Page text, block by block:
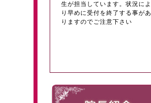
生が担当しています。状況によ
り早めに受付を終了する事があ
りますのでご注意下さい